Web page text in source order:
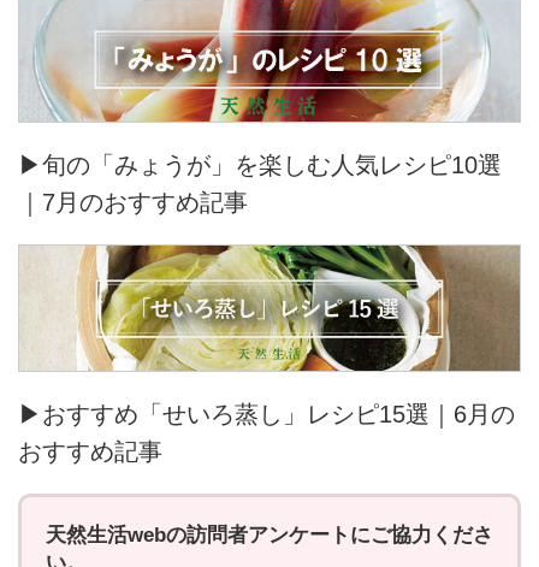
▶旬の「みょうが」を楽しむ人気レシピ10選
｜7月のおすすめ記事
▶おすすめ「せいろ蒸し」レシピ15選｜6月の
おすすめ記事